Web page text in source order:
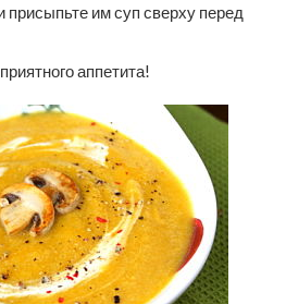
присыпьте им суп сверху перед
аппетита!